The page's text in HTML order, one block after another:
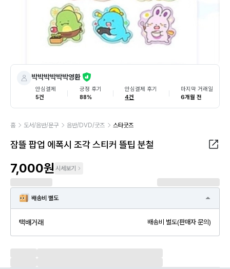
박박박박박박영환
안심결제
5건
긍정 후기
88%
안심결제 후기
4건
마지막 거래일
6개월 전
홈 도서/음반/문구 음반/DVD/굿즈 스타굿즈
잠뜰 팝업 에폭시 조각 스티커 뜰팁 분철
7,000원 시세보기
배송비 별도
택배거래 배송비 별도(판매자 문의)